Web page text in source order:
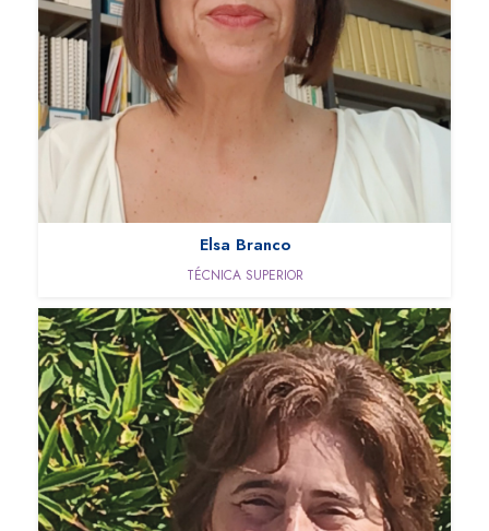
Elsa Branco
TÉCNICA SUPERIOR